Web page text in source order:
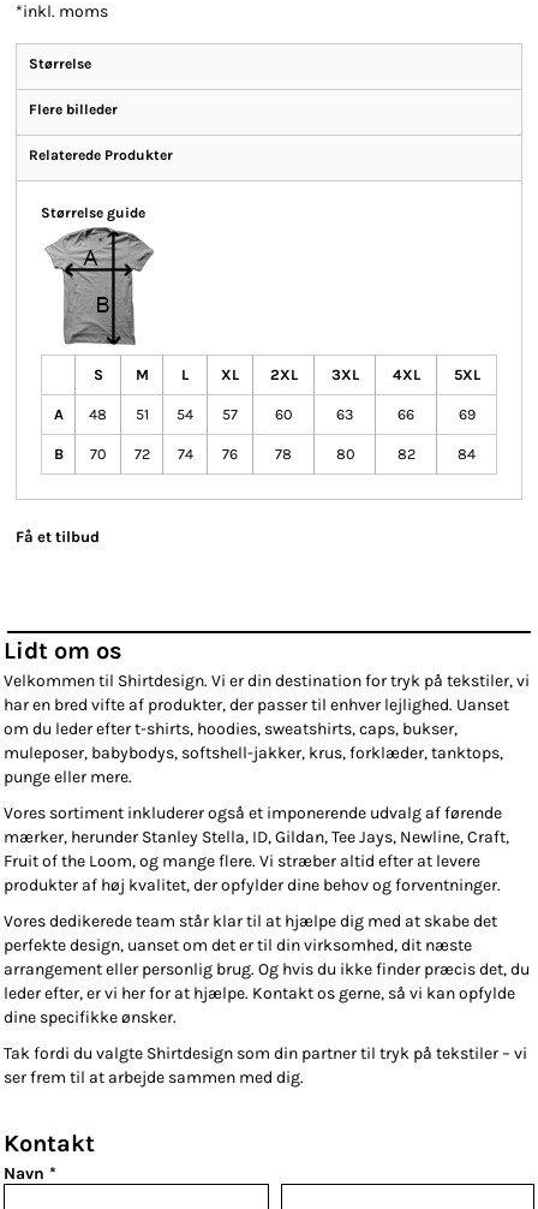
*inkl. moms
Størrelse
Flere billeder
Relaterede Produkter
Størrelse guide
S M L XL 2XL 3XL 4XL 5XL
A 48 51 54 57 60 63 66 69
B 70 72 74 76 78 80 82 84
Få et tilbud
Lidt om os
Velkommen til Shirtdesign. Vi er din destination for tryk på tekstiler, vi
har en bred vifte af produkter, der passer til enhver lejlighed. Uanset
om du leder efter t-shirts, hoodies, sweatshirts, caps, bukser,
muleposer, babybodys, softshell-jakker, krus, forklæder, tanktops,
punge eller mere.
Vores sortiment inkluderer også et imponerende udvalg af førende
mærker, herunder Stanley Stella, ID, Gildan, Tee Jays, Newline, Craft,
Fruit of the Loom, og mange flere. Vi stræber altid efter at levere
produkter af høj kvalitet, der opfylder dine behov og forventninger.
Vores dedikerede team står klar til at hjælpe dig med at skabe det
perfekte design, uanset om det er til din virksomhed, dit næste
arrangement eller personlig brug. Og hvis du ikke finder præcis det, du
leder efter, er vi her for at hjælpe. Kontakt os gerne, så vi kan opfylde
dine specifikke ønsker.
Tak fordi du valgte Shirtdesign som din partner til tryk på tekstiler – vi
ser frem til at arbejde sammen med dig.
Kontakt
Navn *